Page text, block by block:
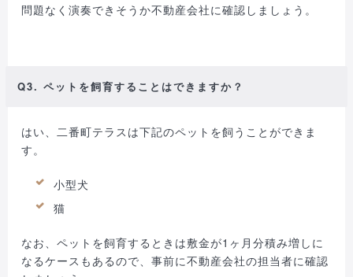
問題なく演奏できそうか不動産会社に確認しましょう。
Q3. ペットを飼育することはできますか？
はい、二番町テラスは下記のペットを飼うことができま
す。
小型犬
猫
なお、ペットを飼育するときは敷金が1ヶ月分積み増しに
なるケースもあるので、事前に不動産会社の担当者に確認